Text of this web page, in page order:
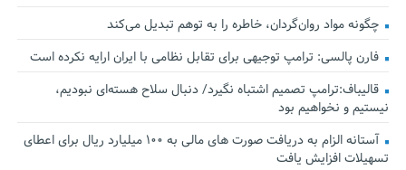
چگونه مواد روان‌گردان، خاطره را به توهم تبدیل می‌کند
فارن پالسی: ترامپ توجیهی برای تقابل نظامی با ایران ارایه نکرده است
قالیباف:ترامپ تصمیم اشتباه نگیرد/ دنبال سلاح هسته‌ای نبودیم،
نیستیم و نخواهیم بود
آستانه الزام به دریافت صورت های مالی به ۱۰۰ میلیارد ریال برای اعطای
تسهیلات افزایش یافت